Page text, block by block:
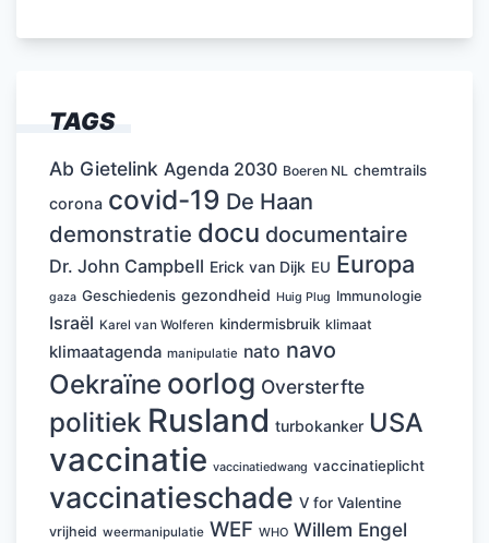
TAGS
Ab Gietelink Agenda 2030 Boeren NL chemtrails
corona covid-19 De Haan
demonstratie docu documentaire
Dr. John Campbell Erick van Dijk EU Europa
gaza Geschiedenis gezondheid Huig Plug Immunologie
Israël Karel van Wolferen kindermisbruik klimaat
klimaatagenda manipulatie nato navo
Oekraïne oorlog Oversterfte
politiek Rusland turbokanker USA
vaccinatie vaccinatiedwang vaccinatieplicht
vaccinatieschade V for Valentine
vrijheid weermanipulatie WEF WHO Willem Engel